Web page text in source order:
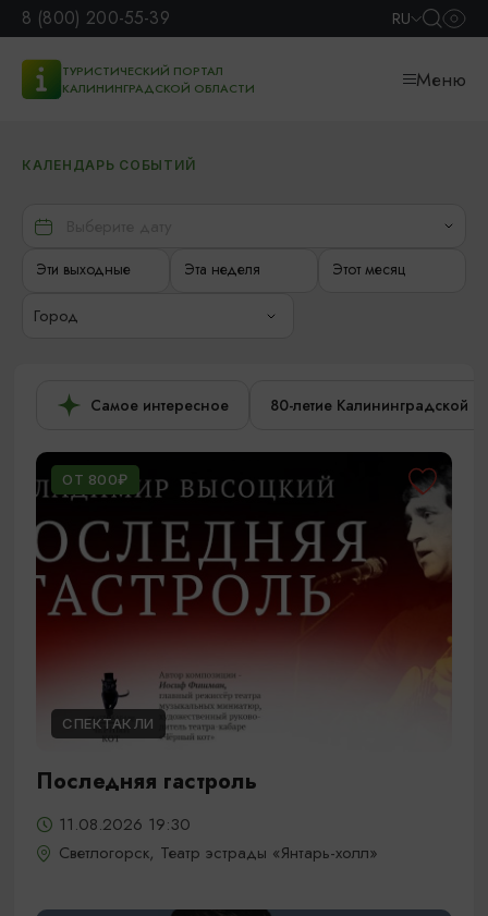
8 (800) 200-55-39 RU
ТУРИСТИЧЕСКИЙ ПОРТАЛ
КАЛИНИНГРАДСКОЙ ОБЛАСТИ
Меню
КАЛЕНДАРЬ СОБЫТИЙ
Эти выходные Эта неделя Этот месяц
Город
Самое интересное 80-летие Калининградской
ОТ 800₽
СПЕКТАКЛИ
Последняя гастроль
11.08.2026 19:30
Светлогорск, Театр эстрады «Янтарь-холл»